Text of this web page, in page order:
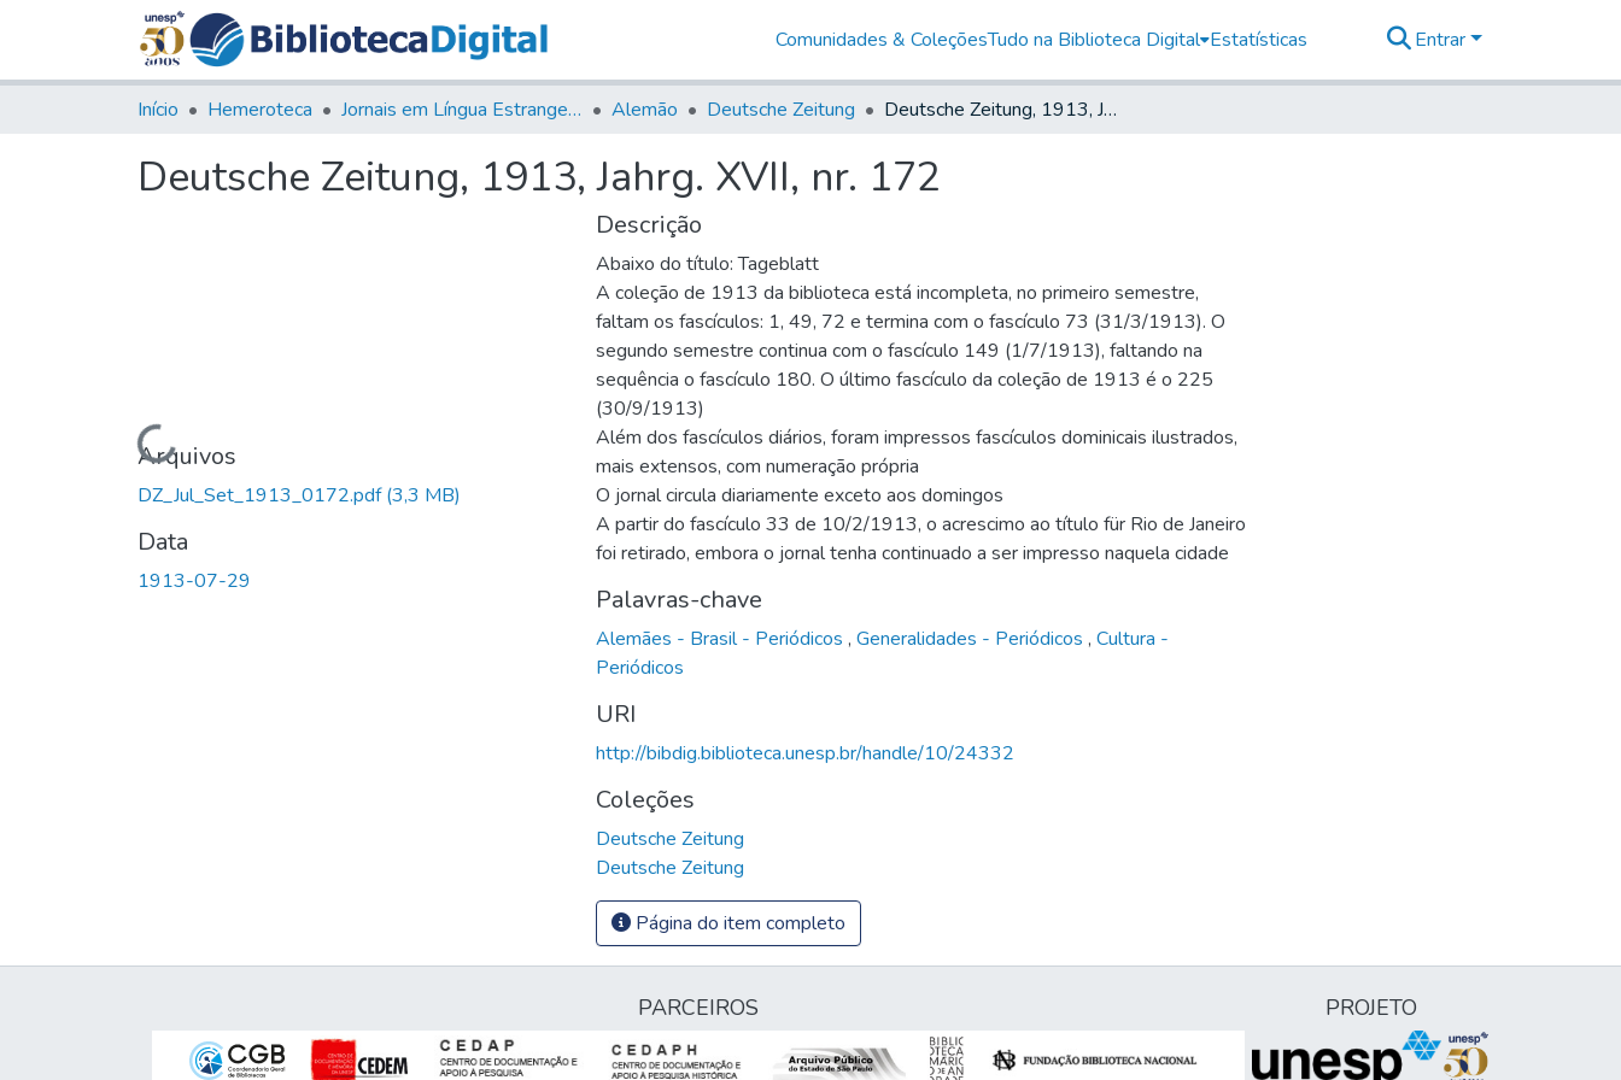
Comunidades & ColeçõesTudo na Biblioteca Digital Estatísticas Entrar
Início Hemeroteca Jornais em Língua Estrangeira Alemão Deutsche Zeitung Deutsche Zeitung, 1913, Jahrg. XVII, nr. 172
Deutsche Zeitung, 1913, Jahrg. XVII, nr. 172
Carregando...
Arquivos
DZ_Jul_Set_1913_0172.pdf(3,3 MB)
Data
1913-07-29
Descrição
Abaixo do título: Tageblatt
A coleção de 1913 da biblioteca está incompleta, no primeiro semestre,
faltam os fascículos: 1, 49, 72 e termina com o fascículo 73 (31/3/1913). O
segundo semestre continua com o fascículo 149 (1/7/1913), faltando na
sequência o fascículo 180. O último fascículo da coleção de 1913 é o 225
(30/9/1913)
Além dos fascículos diários, foram impressos fascículos dominicais ilustrados,
mais extensos, com numeração própria
O jornal circula diariamente exceto aos domingos
A partir do fascículo 33 de 10/2/1913, o acrescimo ao título für Rio de Janeiro
foi retirado, embora o jornal tenha continuado a ser impresso naquela cidade
Palavras-chave
Alemães - Brasil - Periódicos , Generalidades - Periódicos , Cultura -
Periódicos
URI
http://bibdig.biblioteca.unesp.br/handle/10/24332
Coleções
Deutsche Zeitung
Deutsche Zeitung
Página do item completo
PARCEIROS PROJETO